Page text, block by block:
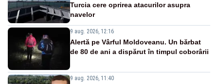
Turcia cere oprirea atacurilor asupra
navelor
9 aug. 2026, 12:16
Alertă pe Vârful Moldoveanu. Un bărbat
de 80 de ani a dispărut în timpul coborârii
9 aug. 2026, 11:40